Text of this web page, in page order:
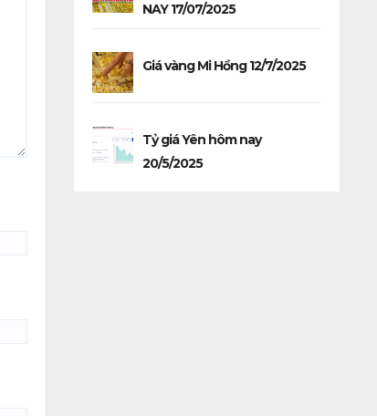
NAY 17/07/2025
Giá vàng Mi Hồng 12/7/2025
Tỷ giá Yên hôm nay
20/5/2025